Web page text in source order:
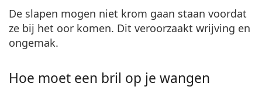
De slapen mogen niet krom gaan staan voordat
ze bij het oor komen. Dit veroorzaakt wrijving en
ongemak.
Hoe moet een bril op je wangen